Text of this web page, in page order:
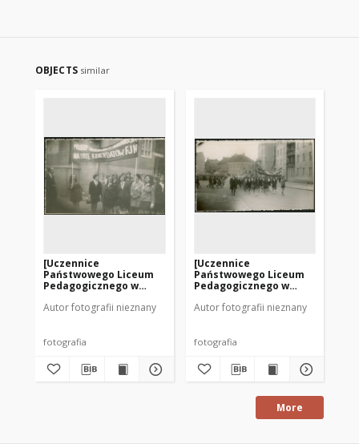
OBJECTS similar
[Uczennice
Państwowego Liceum
Pedagogicznego w
pierwszomajowym. 2]
Autor fotografii nieznany
fotografia
[Uczennice
Państwowego Liceum
Pedagogicznego w
pierwszomajowym. 4]
Autor fotografii nieznany
fotografia
More